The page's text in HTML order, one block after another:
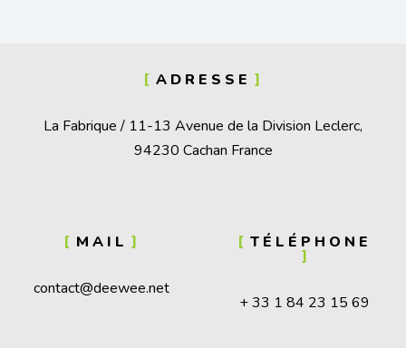
ADRESSE
La Fabrique / 11-13 Avenue de la Division Leclerc,
94230 Cachan France
MAIL
contact@deewee.net
TÉLÉPHONE
+ 33 1 84 23 15 69